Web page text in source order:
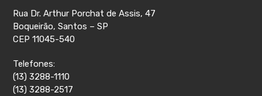
Rua Dr. Arthur Porchat de Assis, 47
Boqueirão, Santos – SP
CEP 11045-540
Telefones:
(13) 3288-1110
(13) 3288-2517